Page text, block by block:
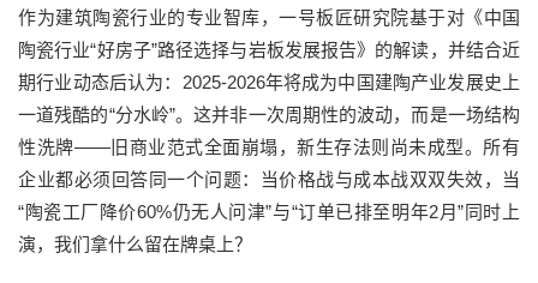
作为建筑陶瓷行业的专业智库，一号板匠研究院基于对《中国
陶瓷行业“好房子”路径选择与岩板发展报告》的解读，并结合近
期行业动态后认为：2025-2026年将成为中国建陶产业发展史上
一道残酷的“分水岭”。这并非一次周期性的波动，而是一场结构
性洗牌——旧商业范式全面崩塌，新生存法则尚未成型。所有
企业都必须回答同一个问题：当价格战与成本战双双失效，当
“陶瓷工厂降价60%仍无人问津”与“订单已排至明年2月”同时上
演，我们拿什么留在牌桌上？